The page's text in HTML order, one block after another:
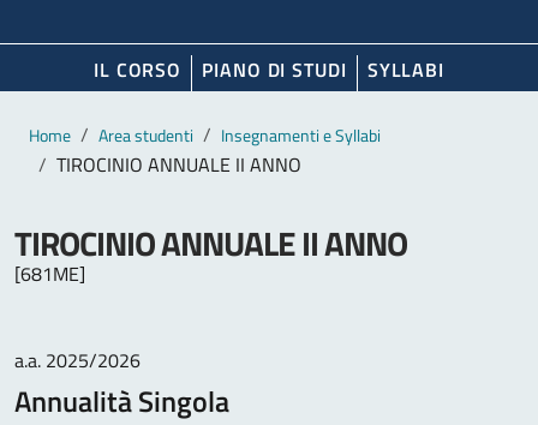
IL CORSO PIANO DI STUDI SYLLABI
Contenuto principale
Breadcrumb
Home Area studenti Insegnamenti e Syllabi
TIROCINIO ANNUALE II ANNO
TIROCINIO ANNUALE II ANNO
[681ME]
a.a. 2025/2026
Annualità Singola